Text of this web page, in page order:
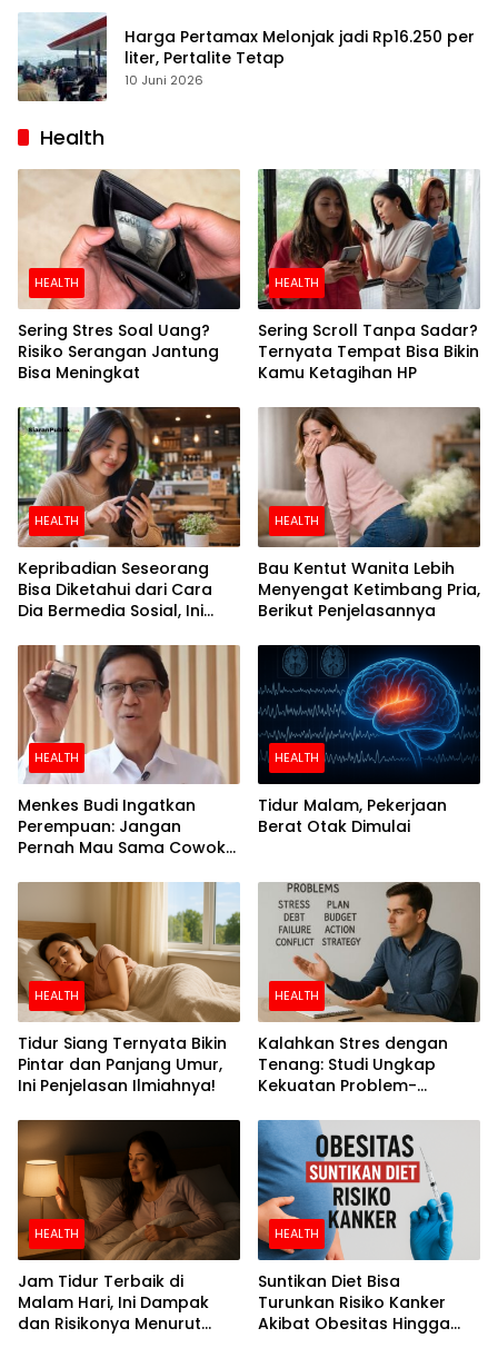
Harga Pertamax Melonjak jadi Rp16.250 per
liter, Pertalite Tetap
10 Juni 2026
Health
HEALTH
Sering Stres Soal Uang?
Risiko Serangan Jantung
Bisa Meningkat
HEALTH
Sering Scroll Tanpa Sadar?
Ternyata Tempat Bisa Bikin
Kamu Ketagihan HP
HEALTH
Kepribadian Seseorang
Bisa Diketahui dari Cara
Dia Bermedia Sosial, Ini
HEALTH
Bau Kentut Wanita Lebih
Menyengat Ketimbang Pria,
Berikut Penjelasannya
HEALTH
Menkes Budi Ingatkan
Perempuan: Jangan
Pernah Mau Sama Cowok
HEALTH
Tidur Malam, Pekerjaan
Berat Otak Dimulai
HEALTH
Tidur Siang Ternyata Bikin
Pintar dan Panjang Umur,
Ini Penjelasan Ilmiahnya!
HEALTH
Kalahkan Stres dengan
Tenang: Studi Ungkap
Kekuatan Problem-
HEALTH
Jam Tidur Terbaik di
Malam Hari, Ini Dampak
dan Risikonya Menurut
HEALTH
Suntikan Diet Bisa
Turunkan Risiko Kanker
Akibat Obesitas Hingga